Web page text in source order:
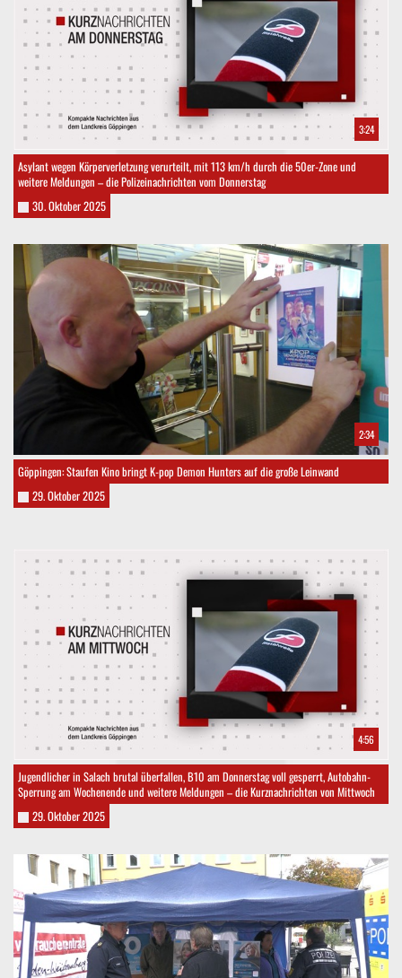
3:24
Asylant wegen Körperverletzung verurteilt, mit 113 km/h durch die 50er-Zone und
weitere Meldungen – die Polizeinachrichten vom Donnerstag
30. Oktober 2025
2:34
Göppingen: Staufen Kino bringt K-pop Demon Hunters auf die große Leinwand
29. Oktober 2025
4:56
Jugendlicher in Salach brutal überfallen, B10 am Donnerstag voll gesperrt, Autobahn-
Sperrung am Wochenende und weitere Meldungen – die Kurznachrichten von Mittwoch
29. Oktober 2025